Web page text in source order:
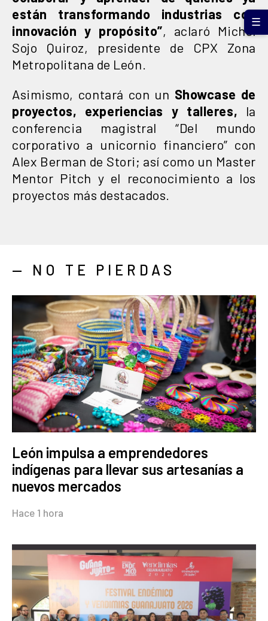
están transformando industrias con
innovación y propósito”, aclaró Michel
Sojo Quiroz, presidente de CPX Zona
Metropolitana de León.
Asimismo, contará con un Showcase de
proyectos, experiencias y talleres, la
conferencia magistral “Del mundo
corporativo a unicornio financiero” con
Alex Berman de Stori; así como un Master
Mentor Pitch y el reconocimiento a los
proyectos más destacados.
— NO TE PIERDAS
León impulsa a emprendedores
indígenas para llevar sus artesanías a
nuevos mercados
Hace 1 hora
☰